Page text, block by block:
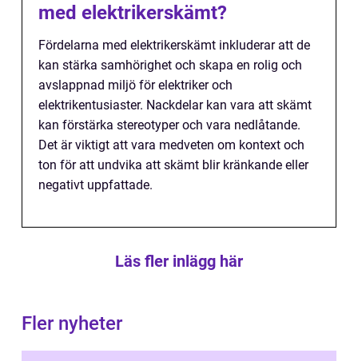
med elektrikerskämt?
Fördelarna med elektrikerskämt inkluderar att de
kan stärka samhörighet och skapa en rolig och
avslappnad miljö för elektriker och
elektrikentusiaster. Nackdelar kan vara att skämt
kan förstärka stereotyper och vara nedlåtande.
Det är viktigt att vara medveten om kontext och
ton för att undvika att skämt blir kränkande eller
negativt uppfattade.
Läs fler inlägg här
Fler nyheter